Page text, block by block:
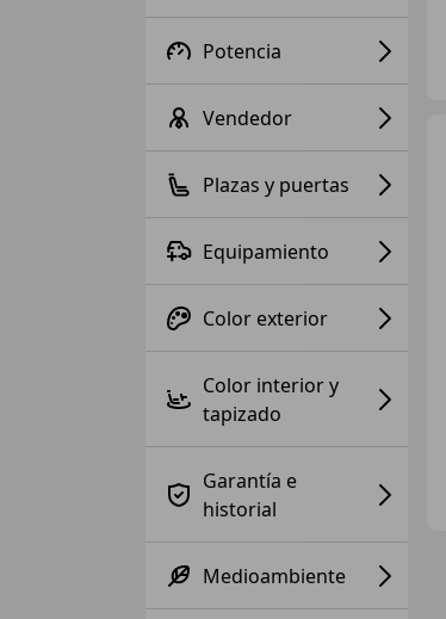
Potencia
Vendedor
Plazas y puertas
Equipamiento
Color exterior
Color interior y
tapizado
Garantía e
historial
Medioambiente